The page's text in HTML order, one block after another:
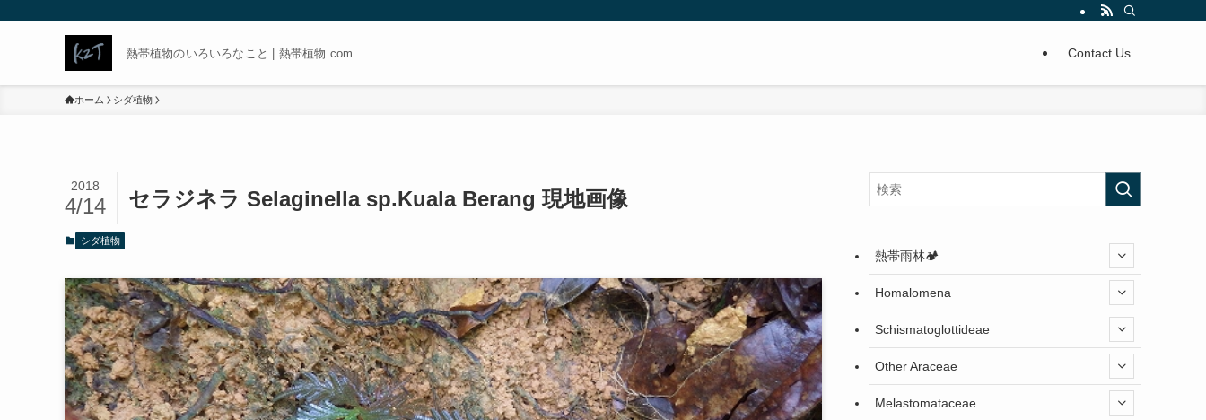
熱帯植物のいろいろなこと | 熱帯植物.com Contact Us
ホーム シダ植物
セラジネラ Selaginella sp.Kuala Berang 現地画像
2018
4/14
シダ植物
熱帯雨林🏕️
Homalomena
Schismatoglottideae
Other Araceae
Melastomataceae